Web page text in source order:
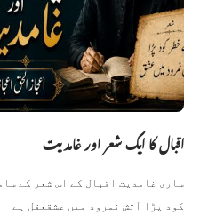
اقبال کا ایک شعر اور غامدیت
ساری غامدیت اقبال کے اس شعر کے
کود پڑا آتش نمرود میں عشقعقل ہے